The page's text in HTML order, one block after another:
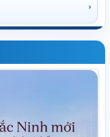
›